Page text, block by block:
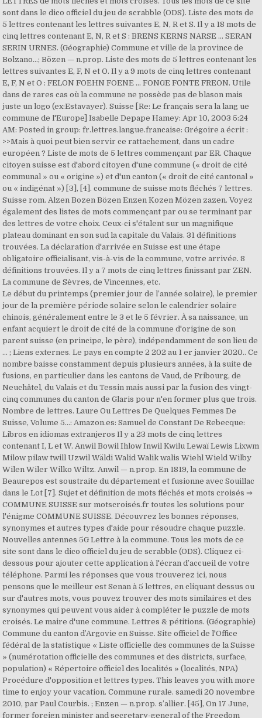
sont dans le dico officiel du jeu de scrabble (ODS). Liste des mots de
5 lettres contenant les lettres suivantes E, N, R et S. Il y a 18 mots de
cinq lettres contenant E, N, R et S : BRENS KERNS NARSE ... SERAN
SERIN URNES. (Géographie) Commune et ville de la province de
Bolzano…; Bözen — n.prop. Liste des mots de 5 lettres contenant les
lettres suivantes E, F, N et O. Il y a 9 mots de cinq lettres contenant
E, F, N et O : FELON FOEHN FOENE ... FONGE FONTE FREON. Utile
dans de rares cas où la commune ne possède pas de blason mais
juste un logo (ex:Estavayer). Suisse [Re: Le français sera la lang ue
commune de l'Europe] Isabelle Depape Hamey: Apr 10, 2003 5:24
AM: Posted in group: fr.lettres.langue.francaise: Grégoire a écrit :
>>Mais à quoi peut bien servir ce rattachement, dans un cadre
européen ? Liste de mots de 5 lettres commençant par ER. Chaque
citoyen suisse est d'abord citoyen d'une commune (« droit de cité
communal » ou « origine ») et d'un canton (« droit de cité cantonal »
ou « indigénat ») [3], [4]. commune de suisse mots fléchés 7 lettres.
Suisse rom. Alzen Bozen Bözen Enzen Kozen Mözen zazen. Voyez
également des listes de mots commençant par ou se terminant par
des lettres de votre choix. Ceux-ci s'étalent sur un magnifique
plateau dominant en son sud la capitale du Valais. 31 définitions
trouvées. La déclaration d'arrivée en Suisse est une étape
obligatoire officialisant, vis-à-vis de la commune, votre arrivée. 8
définitions trouvées. Il y a 7 mots de cinq lettres finissant par ZEN.
La commune de Sèvres, de Vincennes, etc.
Le début du printemps (premier jour de l’année solaire), le premier
jour de la première période solaire selon le calendrier solaire
chinois, généralement entre le 3 et le 5 février. À sa naissance, un
enfant acquiert le droit de cité de la commune d'origine de son
parent suisse (en principe, le père), indépendamment de son lieu de
… ; Liens externes. Le pays en compte 2 202 au 1 er janvier 2020.. Ce
nombre baisse constamment depuis plusieurs années, à la suite de
fusions, en particulier dans les cantons de Vaud, de Fribourg, de
Neuchâtel, du Valais et du Tessin mais aussi par la fusion des vingt-
cinq communes du canton de Glaris pour n'en former plus que trois.
Nombre de lettres. Laure Ou Lettres De Quelques Femmes De
Suisse, Volume 5...: Amazon.es: Samuel de Constant De Rebecque:
Libros en idiomas extranjeros Il y a 23 mots de cinq lettres
contenant I, L et W. Anwil Bowil Ihlow Inwil Kwilu Lewaï Lewis Lixwm
Milow pilaw twill Uzwil Wäldi Walid Walik walis Wiehl Wield Wilby
Wilen Wiler Wilko Wiltz. Anwil — n.prop. En 1819, la commune de
Beaurepos est soustraite du département et fusionne avec Souillac
dans le Lot [7]. Sujet et définition de mots fléchés et mots croisés ⇒
COMMUNE SUISSE sur motscroisés.fr toutes les solutions pour
l'énigme COMMUNE SUISSE. Découvrez les bonnes réponses,
synonymes et autres types d'aide pour résoudre chaque puzzle.
Nouvelles antennes 5G Lettre à la commune. Tous les mots de ce
site sont dans le dico officiel du jeu de scrabble (ODS). Cliquez ci-
dessous pour ajouter cette application à l'écran d’accueil de votre
téléphone. Parmi les réponses que vous trouverez ici, nous
pensons que le meilleur est Senan à 5 lettres, en cliquant dessus ou
sur d'autres mots, vous pouvez trouver des mots similaires et des
synonymes qui peuvent vous aider à compléter le puzzle de mots
croisés. Le maire d'une commune. Lettres & pétitions. (Géographie)
Commune du canton d’Argovie en Suisse. Site officiel de l'Office
fédéral de la statistique « Liste officielle des communes de la Suisse
» (numérotation officielle des communes et des districts, surface,
population) « Répertoire officiel des localités » (localités, NPA)
Procédure d'opposition et lettres types. This leaves you with more
time to enjoy your vacation. Commune rurale. samedi 20 novembre
2010, par Paul Courbis. ; Enzen — n.prop. s’allier. [45], On 17 June,
former foreign minister and secretary-general of the Freedom